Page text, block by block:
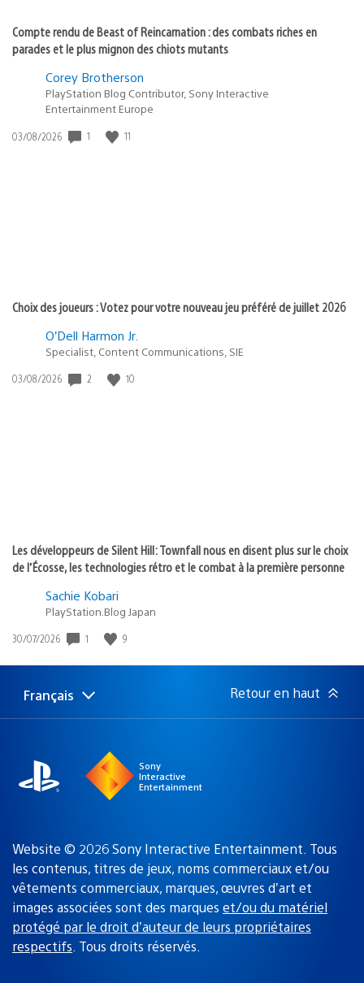
Compte rendu de Beast of Reincarnation : des combats riches en
parades et le plus mignon des chiots mutants
Corey Brotherson
PlayStation Blog Contributor, Sony Interactive
Entertainment Europe
Date
03/08/2026 1 11
Choix des joueurs : Votez pour votre nouveau jeu préféré de juillet 2026
O’Dell Harmon Jr.
Specialist, Content Communications, SIE
Date
03/08/2026 2 10
Les développeurs de Silent Hill: Townfall nous en disent plus sur le choix
de l’Écosse, les technologies rétro et le combat à la première personne
Sachie Kobari
PlayStation.Blog Japan
Date
publication
30/07/2026 1 9
Choisir
une
Région
actuelle
Français Retour en haut
Sony
Interactive
Entertainment
Website © 2026 Sony Interactive Entertainment. Tous
les contenus, titres de jeux, noms commerciaux et/ou
vêtements commerciaux, marques, œuvres d’art et
images associées sont des marques et/ou du matériel
protégé par le droit d’auteur de leurs propriétaires
respectifs. Tous droits réservés.